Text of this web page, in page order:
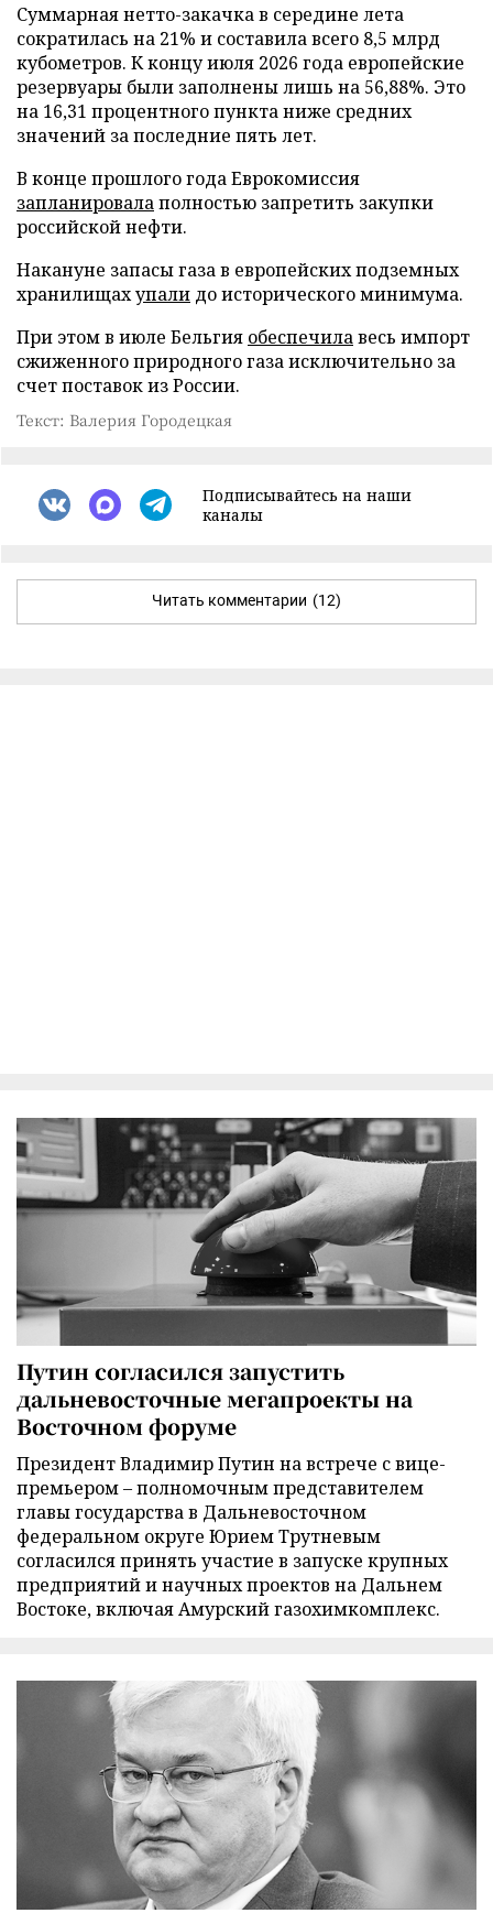
Суммарная нетто-закачка в середине лета
сократилась на 21% и составила всего 8,5 млрд
кубометров. К концу июля 2026 года европейские
резервуары были заполнены лишь на 56,88%. Это
на 16,31 процентного пункта ниже средних
значений за последние пять лет.
В конце прошлого года Еврокомиссия
запланировалаполностью запретить закупки
российской нефти.
Накануне запасы газа в европейских подземных
хранилищахупали до исторического минимума.
При этом в июле Бельгия обеспечилавесь импорт
сжиженного природного газа исключительно за
счет поставок из России.
Текст: Валерия Городецкая
Подписывайтесь на наши
каналы
Читать комментарии (12)
Путин согласился запустить
дальневосточные мегапроекты на
Восточном форуме
Президент Владимир Путин на встрече с вице-
премьером – полномочным представителем
главы государства в Дальневосточном
федеральном округе Юрием Трутневым
согласился принять участие в запуске крупных
предприятий и научных проектов на Дальнем
Востоке, включая Амурский газохимкомплекс.